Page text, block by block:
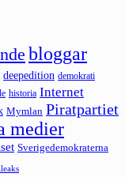
bloggar
deepedition demokrati
historia Internet
Mymlan Piratpartiet
medier
Sverigedemokraterna